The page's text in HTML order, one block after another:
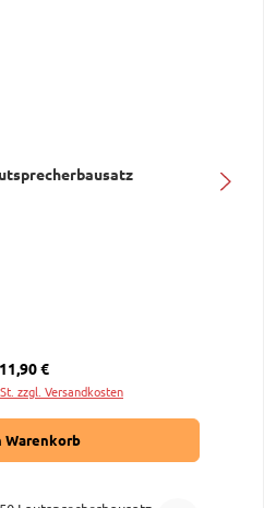
Preis:
€
zzgl. Versandkosten
Warenkorb